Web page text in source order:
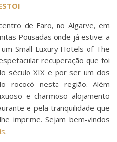
de Faro, no Algarve, em
Pousadas onde já estive: a
Small Luxury Hotels of The
recuperação que foi
século XIX e por ser um dos
rococó nesta região. Além
e charmoso alojamento
e pela tranquilidade que
imprime. Sejam bem-vindos
.